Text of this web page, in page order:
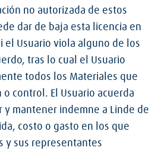
no autorizada de estos
dar de baja esta licencia en
el Usuario viola alguno de los
tras lo cual el Usuario
todos los Materiales que
control. El Usuario acuerda
y mantener indemne a Linde de
costo o gasto en los que
y sus representantes